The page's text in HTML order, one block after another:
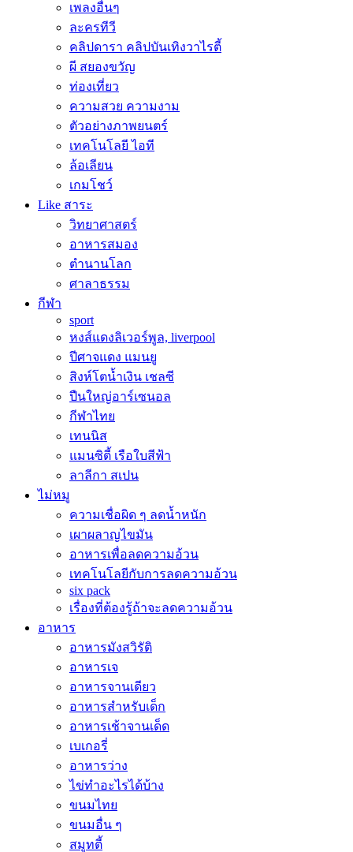
เพลงอื่นๆ
ละครทีวี
คลิปดารา คลิปบันเทิงวาไรตี้
ผี สยองขวัญ
ท่องเที่ยว
ความสวย ความงาม
ตัวอย่างภาพยนตร์
เทคโนโลยี ไอที
ล้อเลียน
เกมโชว์
Like สาระ
วิทยาศาสตร์
อาหารสมอง
ตำนานโลก
ศาลาธรรม
กีฬา
sport
หงส์แดงลิเวอร์พูล, liverpool
ปีศาจแดง แมนยู
สิงห์โตน้ำเงิน เชลซี
ปืนใหญ่อาร์เซนอล
กีฬาไทย
เทนนิส
แมนซิตี้ เรือใบสีฟ้า
ลาลีกา สเปน
ไม่หมู
ความเชื่อผิด ๆ ลดน้ำหนัก
เผาผลาญไขมัน
อาหารเพื่อลดความอ้วน
เทคโนโลยีกับการลดความอ้วน
six pack
เรื่องที่ต้องรู้ถ้าจะลดความอ้วน
อาหาร
อาหารมังสวิรัติ
อาหารเจ
อาหารจานเดียว
อาหารสำหรับเด็ก
อาหารเช้าจานเด็ด
เบเกอรี่
อาหารว่าง
ไข่ทำอะไรได้บ้าง
ขนมไทย
ขนมอื่น ๆ
สมูทตี้